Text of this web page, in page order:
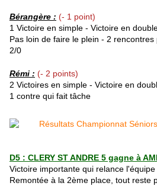
Bérangère : (- 1 point)
1 Victoire en simple - Victoire en
Pas loin de faire le plein - 2
2/0
Rémi : (- 2 points)
2 Victoires en simple - Victoire en
1 contre qui fait tâche
D5 : CLERY ST ANDRE 5 gagne à
Victoire importante qui relance l'équipe
Remontée à la 2ème place, tout reste